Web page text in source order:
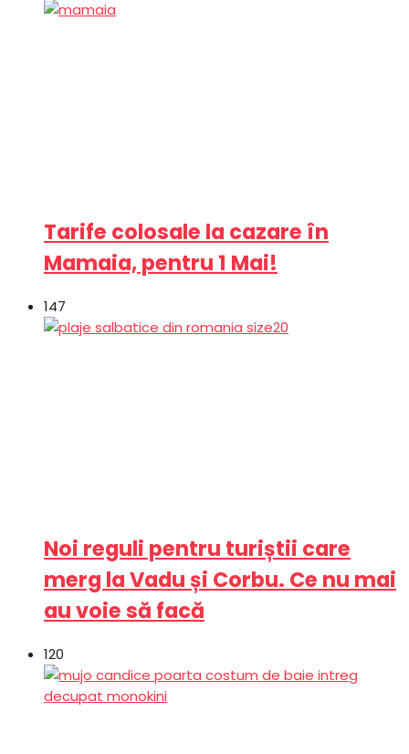
Tarife colosale la cazare în
Mamaia, pentru 1 Mai!
147
Noi reguli pentru turiștii care
merg la Vadu și Corbu. Ce nu mai
au voie să facă
120